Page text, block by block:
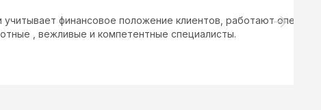
положение клиентов, работают оперативно.
и компетентные специалисты.